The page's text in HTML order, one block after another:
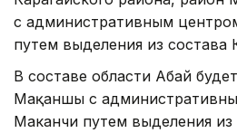
с административным
путем выделения из состава
В составе области Абай
Мақаншы с
Маканчи путем выделения из